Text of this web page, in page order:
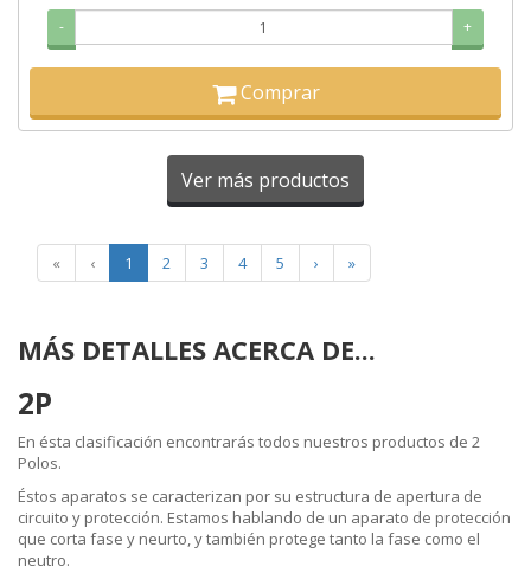
- +
Comprar
Ver más productos
« ‹ 1 2 3 4 5 › »
MÁS DETALLES ACERCA DE...
2P
En ésta clasificación encontrarás todos nuestros productos de 2
Polos.
Éstos aparatos se caracterizan por su estructura de apertura de
circuito y protección. Estamos hablando de un aparato de protección
que corta fase y neurto, y también protege tanto la fase como el
neutro.